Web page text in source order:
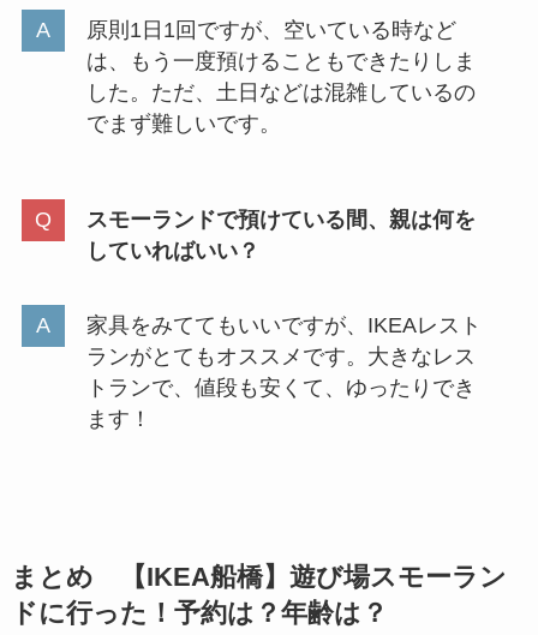
原則1日1回ですが、空いている時など
は、もう一度預けることもできたりしま
した。ただ、土日などは混雑しているの
でまず難しいです。
スモーランドで預けている間、親は何を
していればいい？
家具をみててもいいですが、IKEAレスト
ランがとてもオススメです。大きなレス
トランで、値段も安くて、ゆったりでき
ます！
まとめ 【IKEA船橋】遊び場スモーラン
ドに行った！予約は？年齢は？